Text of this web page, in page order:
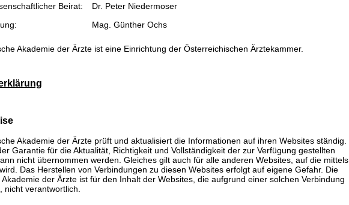
Beirat:
Dr. Peter Niedermoser
Mag. Günther Ochs
Akademie der Ärzte ist eine Einrichtung der Österreichischen Ärztekammer.
Akademie der Ärzte prüft und aktualisiert die Informationen auf ihren Websites ständig.
Garantie für die Aktualität, Richtigkeit und Vollständigkeit der zur Verfügung gestellten
nicht übernommen werden. Gleiches gilt auch für alle anderen Websites, auf die mittels
Das Herstellen von Verbindungen zu diesen Websites erfolgt auf eigene Gefahr. Die
der Ärzte ist für den Inhalt der Websites, die aufgrund einer solchen Verbindung
nicht verantwortlich.